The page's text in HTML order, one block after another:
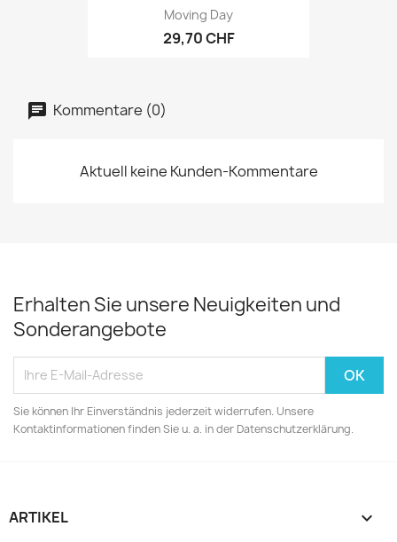
Moving Day
29,70 CHF
Kommentare (0)
Aktuell keine Kunden-Kommentare
Erhalten Sie unsere Neuigkeiten und
Sonderangebote
Sie können Ihr Einverständnis jederzeit widerrufen. Unsere
Kontaktinformationen finden Sie u. a. in der Datenschutzerklärung.
ARTIKEL 